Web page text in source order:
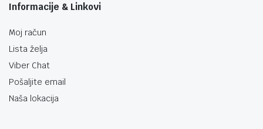
Informacije & Linkovi
Moj račun
Lista želja
Viber Chat
Pošaljite email
Naša lokacija